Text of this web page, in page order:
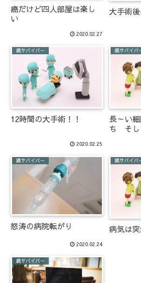
癌だけど四人部屋は楽し
い
2020.02.27
大手術
癌サバイバー
12時間の大手術！！
2020.02.25
癌サバイバ
長～い
ち そし
癌サバイバー
怒涛の病院転がり
2020.02.24
癌サバイバ
病気は
癌サバイバー